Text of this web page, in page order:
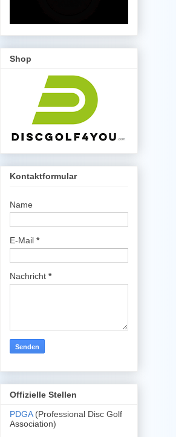
Shop
Kontaktformular
Name
E-Mail *
Nachricht *
Offizielle Stellen
PDGA (Professional Disc Golf
Association)